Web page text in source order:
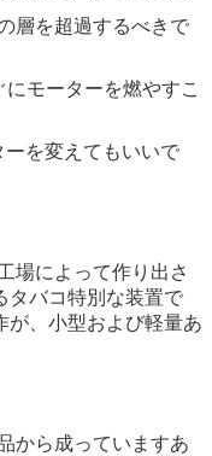
層を超過するべきで
モーターを燃やすこ
を変えてもいいで
場によって作り出さ
タバコ特別な装置で
が、小型および軽量あ
から成っていますあ